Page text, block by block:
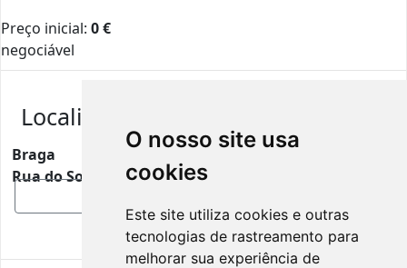
O nosso site usa
cookies
Este site utiliza cookies e outras
tecnologias de rastreamento para
melhorar sua experiência de
Preço inicial: 0€
negociável
Localização
Braga
Rua do Souto N19, 4750-472